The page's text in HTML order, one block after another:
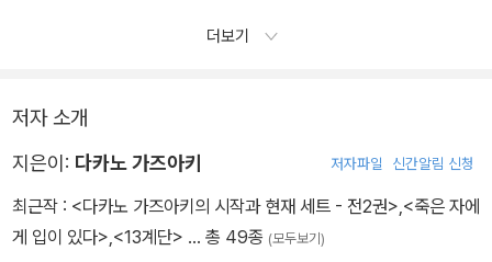
더보기
저자 소개
지은이: 다카노 가즈아키 저자파일 신간알림 신청
최근작 : <다카노 가즈아키의 시작과 현재 세트 - 전2권>,<죽은 자에
게 입이 있다>,<13계단> … 총 49종 (모두보기)